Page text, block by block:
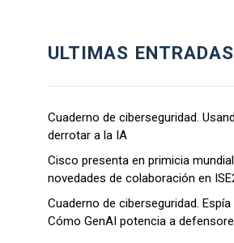
ULTIMAS ENTRADAS
Cuaderno de ciberseguridad.
derrotar a la IA
Cisco presenta en primicia
novedades de colaboración en
Cuaderno de ciberseguridad. Espía
Cómo GenAI potencia a